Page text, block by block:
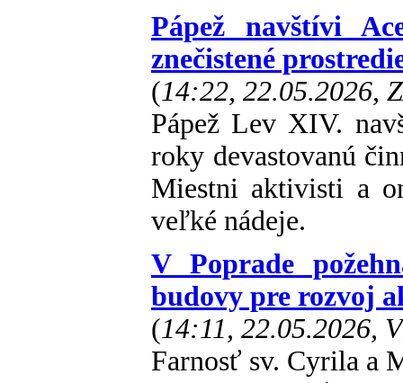
Pápež navštívi
znečistené
(14:22, 22.05.2026,
Pápež Lev XIV.
roky devastovanú
Miestni aktivisti a
veľké nádeje.
V Poprade
budovy pre rozvoj
(14:11, 22.05.2026,
Farnosť sv. Cyrila a